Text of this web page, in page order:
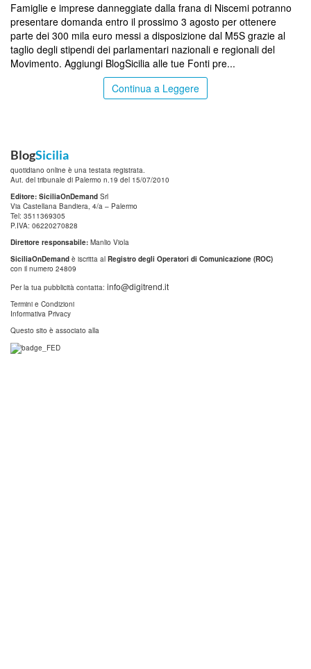
Famiglie e imprese danneggiate dalla frana di Niscemi potranno
presentare domanda entro il prossimo 3 agosto per ottenere
parte dei 300 mila euro messi a disposizione dal M5S grazie al
taglio degli stipendi dei parlamentari nazionali e regionali del
Movimento. Aggiungi BlogSicilia alle tue Fonti pre...
Continua a Leggere
BlogSicilia
quotidiano online è una testata registrata.
Aut. del tribunale di Palermo n.19 del 15/07/2010
Editore: SiciliaOnDemand Srl
Via Castellana Bandiera, 4/a – Palermo
Tel: 3511369305
P.IVA: 06220270828
Direttore responsabile: Manlio Viola
SiciliaOnDemand è iscritta al Registro degli Operatori di Comunicazione (ROC)
con il numero 24809
Per la tua pubblicità contatta: info@digitrend.it
Termini e Condizioni
Informativa Privacy
Questo sito è associato alla